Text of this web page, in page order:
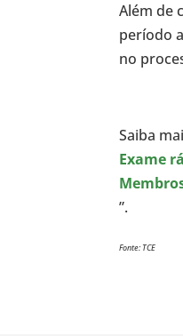
Além de
período
no
Saiba
Exame
”.
Fonte: TCE